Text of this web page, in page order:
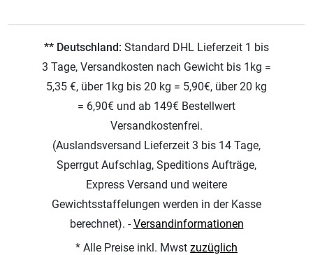
** Deutschland: Standard DHL Lieferzeit 1 bis
3 Tage, Versandkosten nach Gewicht bis 1kg =
5,35 €, über 1kg bis 20 kg = 5,90€, über 20 kg
= 6,90€ und ab 149€ Bestellwert
Versandkostenfrei.
(Auslandsversand Lieferzeit 3 bis 14 Tage,
Sperrgut Aufschlag, Speditions Aufträge,
Express Versand und weitere
Gewichtsstaffelungen werden in der Kasse
berechnet). -Versandinformationen
* Alle Preise inkl. Mwst zuzüglich